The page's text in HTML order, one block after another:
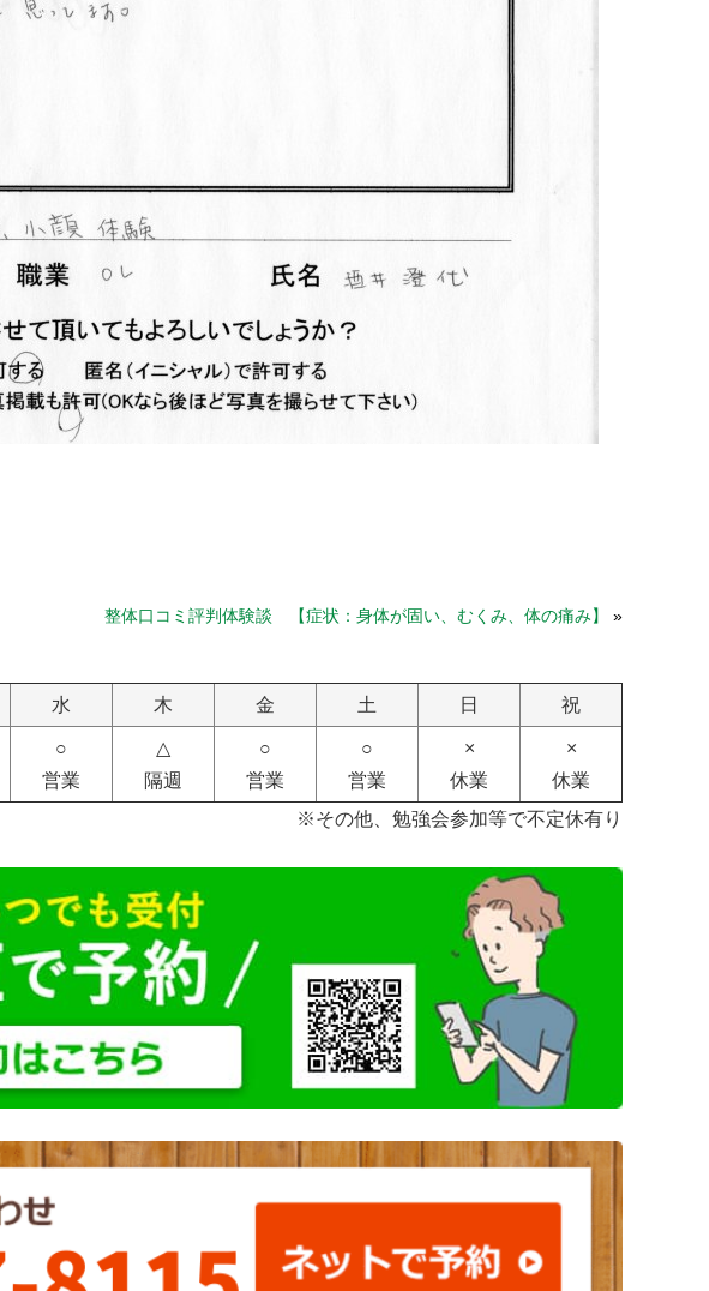
整体口コミ評判体験談 【症状：身体が固い、むくみ、体の痛み】 »
水 木 金 土 日 祝
○
営業
△
隔週
○
営業
○
営業
×
休業
×
休業
※その他、勉強会参加等で不定休有り